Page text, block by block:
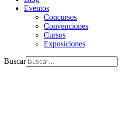
Eventos
Concursos
Convenciones
Cursos
Exposiciones
Buscar